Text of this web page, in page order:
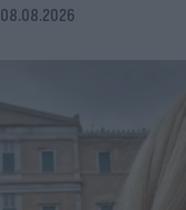
08.08.2026